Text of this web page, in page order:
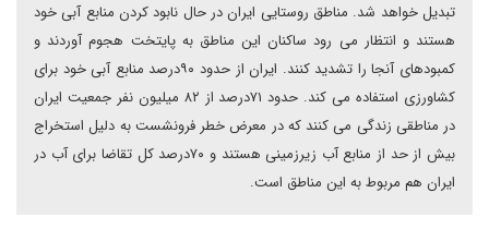
تبدیل خواهد شد. مناطق روستایی ایران در حال نابود کردن منابع آبی خود
هستند و انتظار می رود ساکنان این مناطق به پایتخت هجوم آوردند و
کمبودهای آنجا را تشدید کنند. ایران از حدود ۹۰درصد منابع آبی خود برای
کشاورزی استفاده می کند. حدود ۷۱درصد از ۸۲ میلیون نفر جمعیت ایران
در مناطقی زندگی می کنند که در معرض خطر فرونشست به دلیل استخراج
بیش از حد از منابع آب زیرزمینی هستند و ۷۰درصد کل تقاضا برای آب در
ایران هم مربوط به این مناطق است.